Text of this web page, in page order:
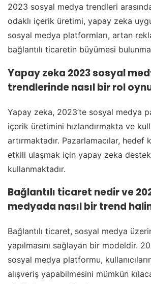
2023 sosyal medya trendleri
odaklı içerik üretimi, yapay zeka
sosyal medya platformları, artan
bağlantılı ticaretin büyümesi
Yapay zeka 2023 sosyal
trendlerinde nasıl bir rol
Yapay zeka, 2023’te sosyal medya
içerik üretimini hızlandırmakta ve
artırmaktadır. Pazarlamacılar, hedef
etkili ulaşmak için yapay zeka
kullanmaktadır.
Bağlantılı ticaret nedir ve
medyada nasıl bir trend
Bağlantılı ticaret, sosyal medya
yapılmasını sağlayan bir modeldir.
sosyal medya platformu,
alışveriş yapabilmesini mümkün